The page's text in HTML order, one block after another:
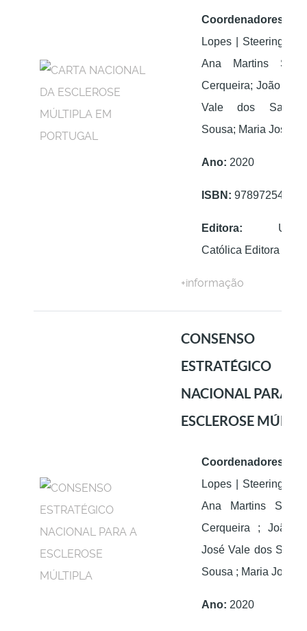
Coordenadores:
Lopes | Steering
Ana Martins
Cerqueira; João de
Vale dos
Sousa; Maria José
Ano: 2020
ISBN:
Editora:
Católica Editora
+informação
CONSENSO
ESTRATÉGICO
NACIONAL PARA A
ESCLEROSE
Coordenadores:
Lopes | Steering
Ana Martins Silva
Cerqueira ; João
José Vale dos
Sousa ; Maria José
Ano: 2020